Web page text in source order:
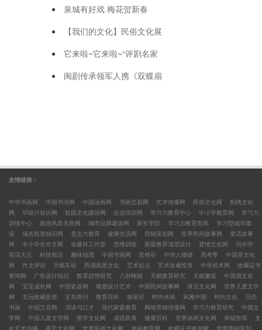
泉城有好戏 梅花贺新春
【我们的文化】民俗文化展
它来啦~它来啦~“评剧名家
闽剧传承领军人携《双蝶扇
友情链接：
中华书画网 中国书法网 中国油画网 书画交易网 艺术传播网 民俗文化网
刺绣文化
网
VI设计知识网 校园文化建设网 企业培训网 学习力教育中心 中小学教育网
学习力
训练中心
旅游风景名胜网 城市品牌建设网 家长学院 学习力教育智库
学习型城市建
设
域名投资知识网 意志力教育 健康生活网 营销策划网 世界民间故事网
童话故事
网
中小学生作文网 余建祥工作室 思维训练 家庭教育顶层设计 爱情文化网
玩中学
笑话大王
科技前沿 趣味地理 中国书画网 思维谷 中华人物谱 高考季
中国茶文化
网
作文评论 天赋车站 西湖风景文化 艺术起点 艺术收藏投资 中华武术网
收藏证书
查询网
广告设计知识 教育趋势研究 八卦晚报 天赋教育研究 天赋邂逅
中国酒文化
网
宝宝成长网 中国瓷器网 雕塑设计艺术 中国民间故事网 珠宝文化网
世界儿童文学
网
文玩收藏投资 宝岛期刊 教育百科 致富经 时尚休闲 风雅中国 时尚文化
贝壳
书画
中国兰花网 演讲与口才 现代家庭教育 网络营销传播网 学习力教育研究
中国文
学网
中国儿童文学网 国学文化网 成语辞典 健康百科 世界休闲文化网 幸福智库
文
化艺术传播
茶艺文化网 世界民俗文化网 幸福教育网 收藏证书查询网 世界营销策划